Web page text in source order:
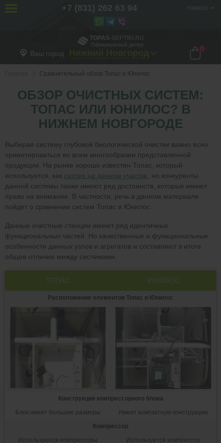
TOPAS-SEPTIKI.RU
Официальный дилер
Ваш город
0
Сравнительный обзор Топас и Юнилос
ОБЗОР ОЧИСТНЫХ СИСТЕМ:
ТОПАС ИЛИ ЮНИЛОС? В
НИЖНЕМ НОВГОРОДЕ
Выбирая систему глубокой биологической очистки важно ясно
ориентироваться во всем многообразии представленной
продукции. На рынке хорошо известен Топас, который
используется, как септик на дачном участке , но конкуренты
данной системы также имеют ряд достоинств, которые имеют
право на внимание. В частности, речь в данном материале
пойдет о сравнении систем Топас и Юнилос.
Данные очистные станции имеют ряд идентичных
функциональных частей. Но качественные и функциональные
особенности данных узлов и агрегатов и составляют в итоге
общее отличие между системами.
ТОПАС ЮНИЛОС
Расположение элементов Топас и Юнилос
Конструкция компрессорного блока
Блок имеет большие размеры
Имеет компактную конструкцию
Компрессор
Используются компрессоры
Используется компрессор
Наверх
+7 (831) 262 63 94